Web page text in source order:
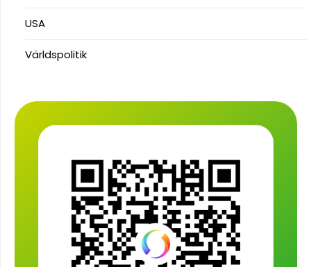
USA
Världspolitik